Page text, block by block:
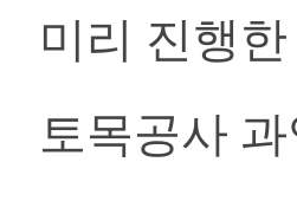
미리 진행
토목공사